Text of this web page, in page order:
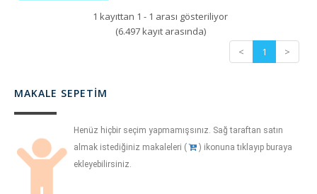
1 kayıttan 1 - 1 arası gösteriliyor
(6.497 kayıt arasında)
<
1 >
MAKALE SEPETIM
Henüz hiçbir seçim yapmamışsınız. Sağ taraftan satın
almak istediğiniz makaleleri (
) ikonuna tıklayıp buraya
ekleyebilirsiniz.